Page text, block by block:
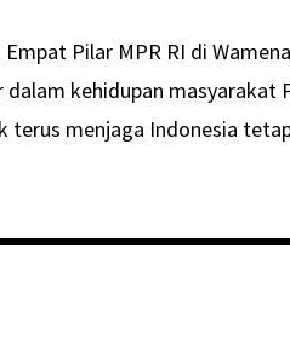
Pilar MPR RI di
kehidupan masyarakat
terus menjaga Indonesia